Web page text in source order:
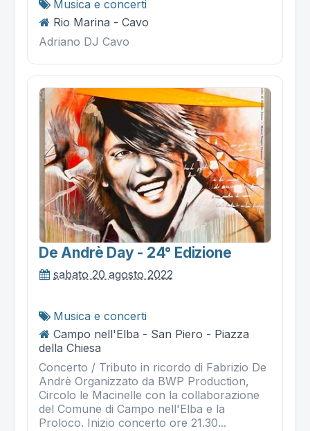
Musica e concerti
Rio Marina - Cavo
Adriano DJ Cavo
De Andrè Day - 24° Edizione
sabato 20 agosto 2022
Musica e concerti
Campo nell'Elba - San Piero - Piazza
della Chiesa
Concerto / Tributo in ricordo di Fabrizio De
Andrè Organizzato da BWP Production,
Circolo le Macinelle con la collaborazione
del Comune di Campo nell'Elba e la
Proloco. Inizio concerto ore 21.30...